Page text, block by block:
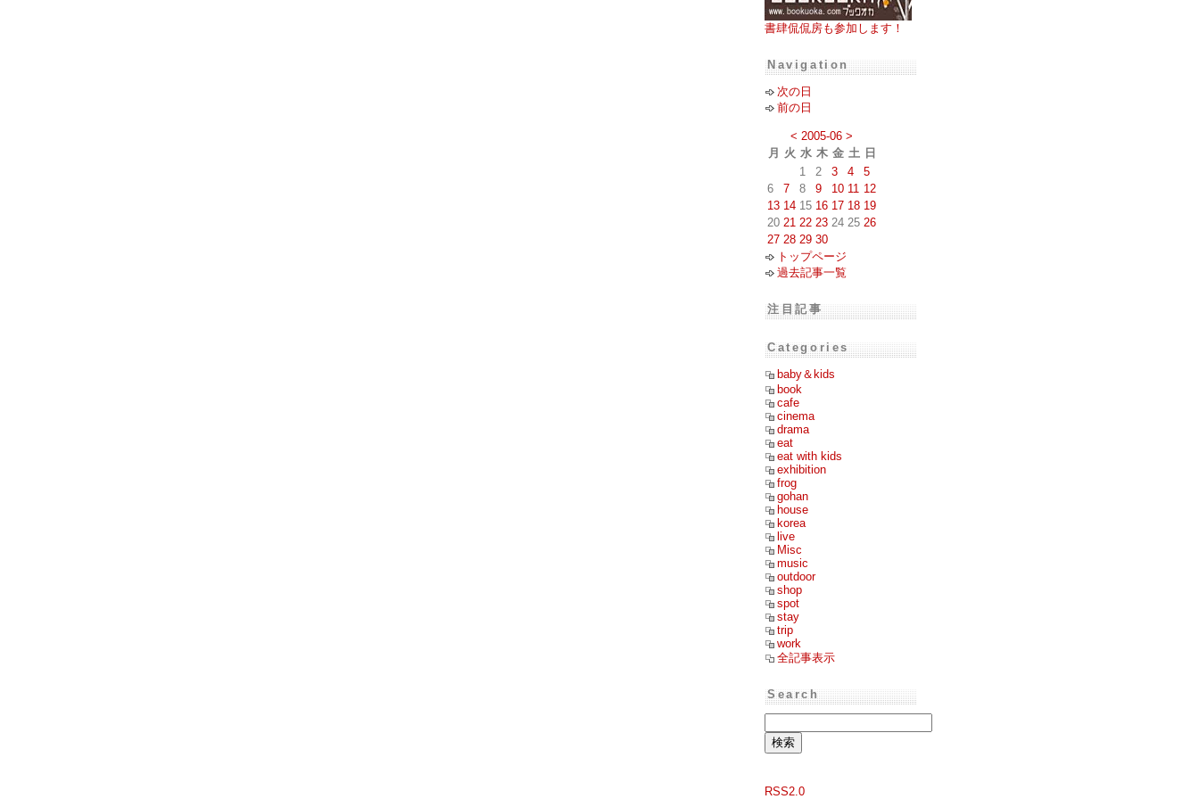
書肆侃侃房も参加します！
Navigation
次の日
前の日
< 2005-06 >
月
火 水 木 金 土 日
1
2 3 4
5
6
7 8 9 10 11 12
13 14 15 16 17 18 19
20 21 22 23 24 25 26
27 28 29 30
トップページ
過去記事一覧
注目記事
Categories
baby＆kids
book
cafe
cinema
drama
eat
eat with kids
exhibition
frog
gohan
house
korea
live
Misc
music
outdoor
shop
spot
stay
trip
work
全記事表示
Search
RSS2.0